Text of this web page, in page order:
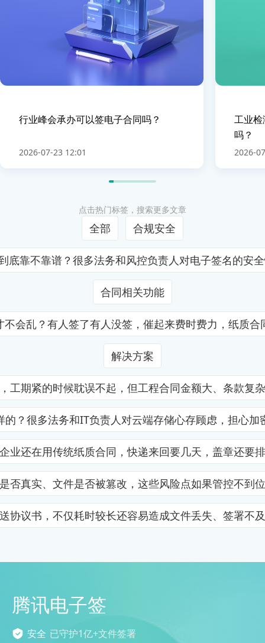
行业峰会承办可以签电子合同吗？
2026-07-23 12:01
工业
吗？
2026-
点击热门标签，搜索更多文章
全部 合规安全
靠不靠谱？很多法务和风控负责人对电子签名的
合同相关功能
会乱？有人签了有人没签，催起来费时费力，纸质
解决方案
期紧的时候耽误不起，但工程合同金额大、条款
很多法务和IT负责人对云端存储心存顾虑，担
还在用传统纸质合同，快递来回要几天，盖章还
真实、文件是否被篡改，这些风险点如果管控不
议书，不仅耗时较长还容易造成文件丢失、签署
腾讯电子签
安全 已守护1亿+文件签署